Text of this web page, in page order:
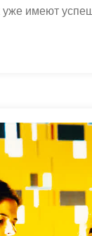
уже имеют